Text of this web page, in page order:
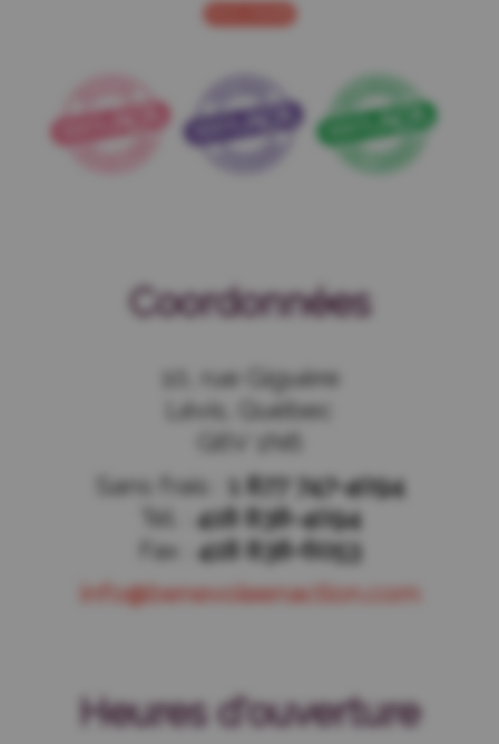
Coordonnées
10, rue Giguère
Lévis, Québec
G6V 1N6
Sans frais :
1 877 747-4094
Tél. : 418 838-4094
Fax : 418 838-6053
info@benevoleenaction.com
Heures d'ouverture